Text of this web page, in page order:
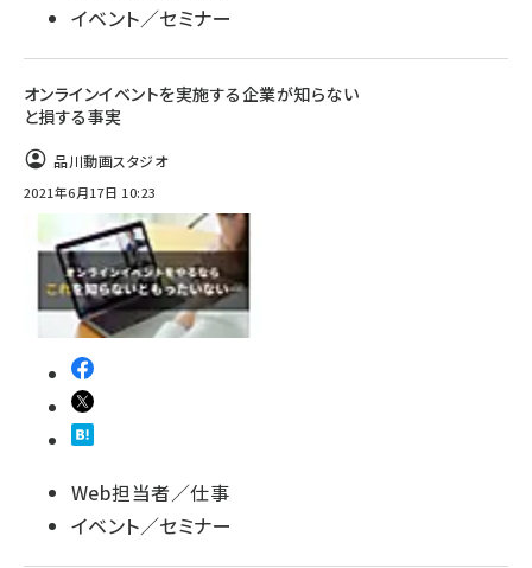
イベント／セミナー
オンラインイベントを実施する企業が知らない
と損する事実
品川動画スタジオ
2021年6月17日 10:23
Web担当者／仕事
イベント／セミナー